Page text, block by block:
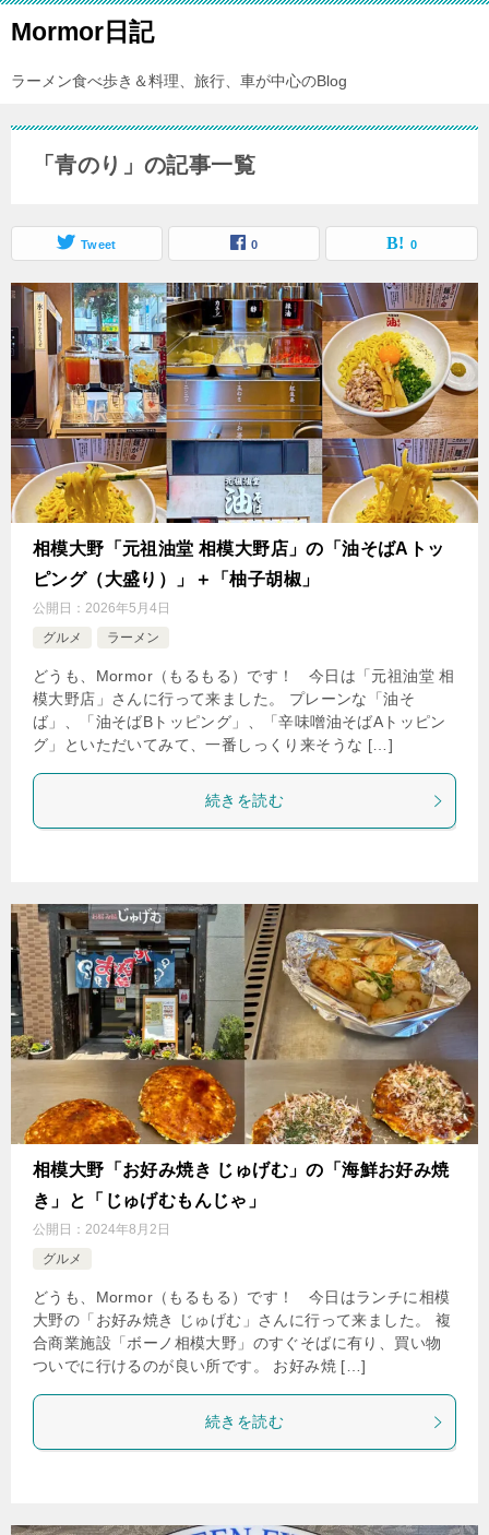
Mormor日記
ラーメン食べ歩き＆料理、旅行、車が中心のBlog
「青のり」の記事一覧
Tweet 0 0
相模大野「元祖油堂 相模大野店」の「油そばAトッ
ピング（大盛り）」＋「柚子胡椒」
公開日： 2026年5月4日
グルメ
ラーメン
どうも、Mormor（もるもる）です！ 今日は「元祖油堂 相
模大野店」さんに行って来ました。 プレーンな「油そ
ば」、「油そばBトッピング」、「辛味噌油そばAトッピン
グ」といただいてみて、一番しっくり来そうな […]
続きを読む
相模大野「お好み焼き じゅげむ」の「海鮮お好み焼
き」と「じゅげむもんじゃ」
公開日： 2024年8月2日
グルメ
どうも、Mormor（もるもる）です！ 今日はランチに相模
大野の「お好み焼き じゅげむ」さんに行って来ました。 複
合商業施設「ボーノ相模大野」のすぐそばに有り、買い物
ついでに行けるのが良い所です。 お好み焼 […]
続きを読む